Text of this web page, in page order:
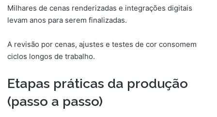
Milhares de cenas renderizadas e integrações digitais
levam anos para serem finalizadas.
A revisão por cenas, ajustes e testes de cor consomem
ciclos longos de trabalho.
Etapas práticas da produção
(passo a passo)